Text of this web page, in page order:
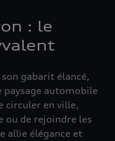
: le
gabarit élancé,
paysage automobile
circuler en ville,
ou de rejoindre les
allie élégance et